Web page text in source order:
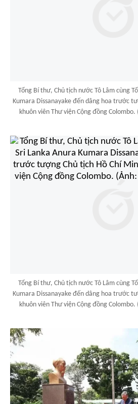
Tổng Bí thư, Chủ tịch nước Tô Lâm cùng
Kumara Dissanayake đến dâng hoa trước
khuôn viên Thư viện Cộng đồng Colombo.
Tổng Bí thư, Chủ tịch nước Tô Lâm cùng
Kumara Dissanayake đến dâng hoa trước
khuôn viên Thư viện Cộng đồng Colombo.